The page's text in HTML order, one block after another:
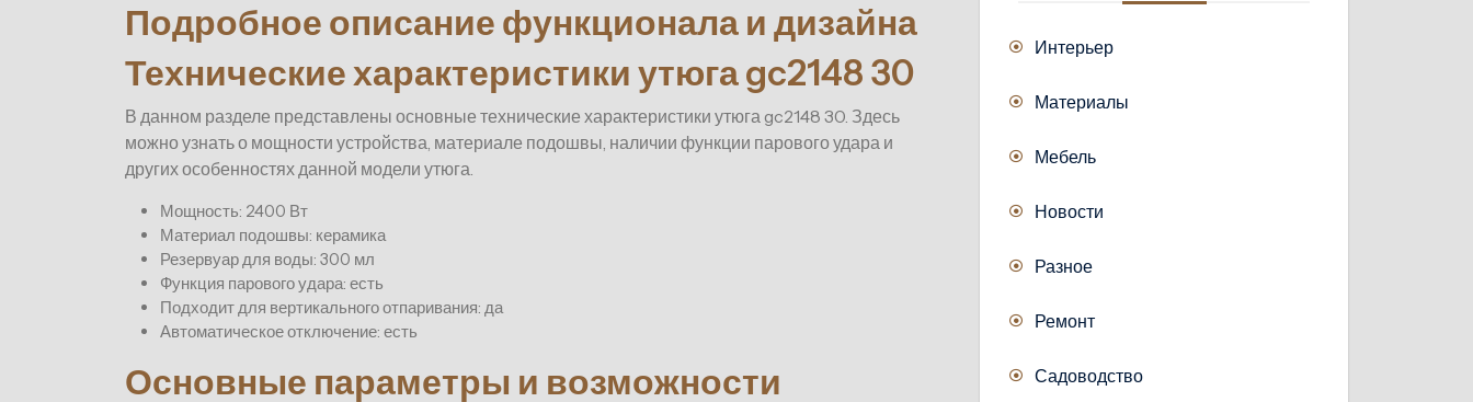
Подробное описание функционала и дизайна
Технические характеристики утюга gc2148 30
В данном разделе представлены основные технические характеристики утюга gc2148 30. Здесь
можно узнать о мощности устройства, материале подошвы, наличии функции парового удара и
других особенностях данной модели утюга.
Мощность: 2400 Вт
Материал подошвы: керамика
Резервуар для воды: 300 мл
Функция парового удара: есть
Подходит для вертикального отпаривания: да
Автоматическое отключение: есть
Основные параметры и возможности
Интерьер
Материалы
Мебель
Новости
Разное
Ремонт
Садоводство